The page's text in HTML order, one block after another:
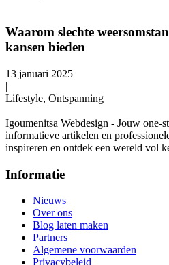
Waarom slechte
kansen bieden
13 januari 2025
|
Lifestyle, Ontspanning
Igoumenitsa Webdesign - Jouw one-
informatieve artikelen en
inspireren en ontdek een wereld vol
Informatie
Nieuws
Over ons
Blog laten maken
Partners
Algemene voorwaarden
Privacybeleid